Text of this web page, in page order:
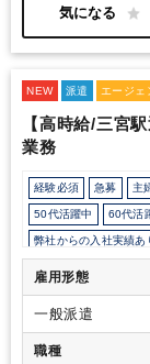
が、英語に抵抗
NEW 派遣 エージェ
【高時給/三宮
業務
経験必須 急募 主
50代活躍中 60代活
弊社からの入社実績あ
定時早め フルタイム
オフィスカジュアルOK
業務手順等のOJT
雇用形態
一般派遣
職種